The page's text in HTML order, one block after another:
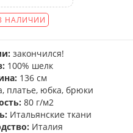
НАЛИЧИИ
закончился!
100% шелк
136 см
платье, юбка, брюки
80 г/м2
Итальянские ткани
Италия